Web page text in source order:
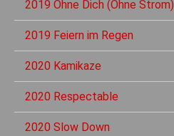
2019 Ohne Dich (Ohne Strom)
2019 Feiern im Regen
2020 Kamikaze
2020 Respectable
2020 Slow Down